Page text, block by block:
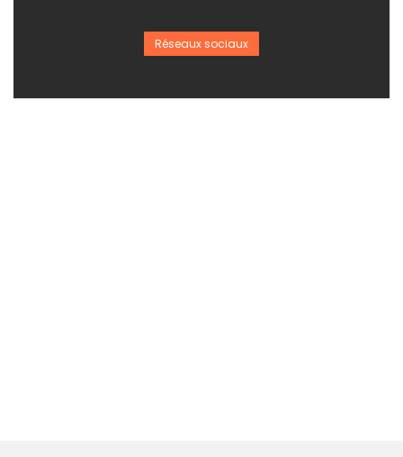
Réseaux sociaux